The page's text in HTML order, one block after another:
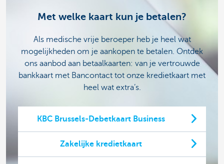
Met welke kaart kun je betalen?
Als medische vrije beroeper heb je heel wat
mogelijkheden om je aankopen te betalen. Ontdek
ons aanbod aan betaalkaarten: van je vertrouwde
bankkaart met Bancontact tot onze kredietkaart met
heel wat extra’s.
KBC Brussels-Debetkaart Business
Zakelijke kredietkaart